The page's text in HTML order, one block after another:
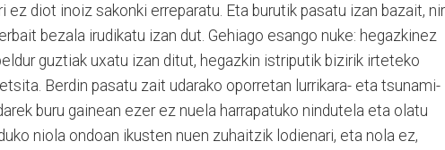
ez diot inoiz sakonki erreparatu. Eta burutik pasatu izan bazait,
bezala irudikatu izan dut. Gehiago esango nuke: hegazkinez
guztiak uxatu izan ditut, hegazkin istriputik bizirik irteteko
Berdin pasatu zait udarako oporretan lurrikara- eta tsunami-
buru gainean ezer ez nuela harrapatuko nindutela eta olatu
niola ondoan ikusten nuen zuhaitzik lodienari, eta nola ez,